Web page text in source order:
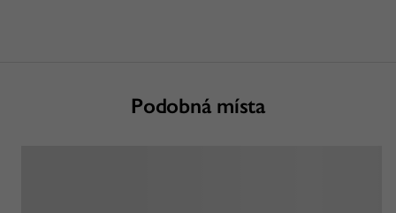
Podobná místa